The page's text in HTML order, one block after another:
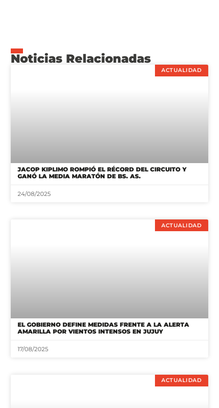
Noticias Relacionadas
ACTUALIDAD
JACOP KIPLIMO ROMPIÓ EL RÉCORD DEL CIRCUITO Y
GANÓ LA MEDIA MARATÓN DE BS. AS.
24/08/2025
ACTUALIDAD
EL GOBIERNO DEFINE MEDIDAS FRENTE A LA ALERTA
AMARILLA POR VIENTOS INTENSOS EN JUJUY
17/08/2025
ACTUALIDAD